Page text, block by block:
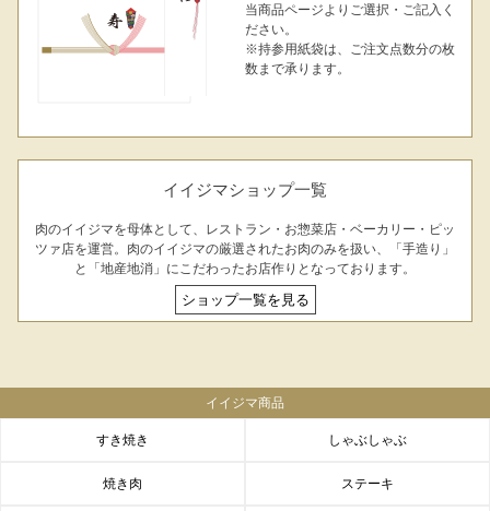
当商品ページよりご選択・ご記入く
ださい。
※持参用紙袋は、ご注文点数分の枚
数まで承ります。
イイジマショップ一覧
肉のイイジマを母体として、レストラン・お惣菜店・ベーカリー・ピッ
ツァ店を運営。肉のイイジマの厳選されたお肉のみを扱い、「手造り」
と「地産地消」にこだわったお店作りとなっております。
ショップ一覧を見る
イイジマ商品
すき焼き しゃぶしゃぶ
焼き肉 ステーキ